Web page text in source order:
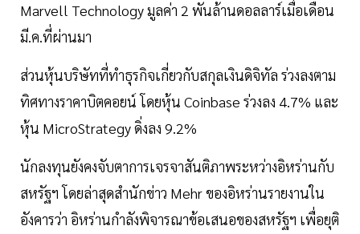
Marvell Technology มูลค่า 2 พันล้านดอลลาร์เมื่อเดือน
มี.ค.ที่ผ่านมา
ส่วนหุ้นบริษัทที่ทำธุรกิจเกี่ยวกับสกุลเงินดิจิทัล ร่วงลงตาม
ทิศทางราคาบิตคอยน์ โดยหุ้น Coinbase ร่วงลง 4.7% และ
หุ้น MicroStrategy ดิ่งลง 9.2%
นักลงทุนยังคงจับตาการเจรจาสันติภาพระหว่างอิหร่านกับ
สหรัฐฯ โดยล่าสุดสำนักข่าว Mehr ของอิหร่านรายงานใน
อังคารว่า อิหร่านกำลังพิจารณาข้อเสนอของสหรัฐฯ เพื่อยุติ